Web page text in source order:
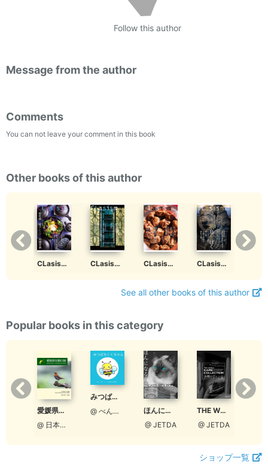
Follow this author
Message from the author
Comments
You can not leave your comment in this book
Other books of this author
CLasism 2025 夏 vol.38 CLasism 2024 秋 vol.35 CLasism 2025 春 vol.37 CLasism 2024 冬 vol.36
See all other books of this author
Popular books in this category
愛媛県鳥類目録 - Checklist of the Birds of Ehime
@ 日本野鳥の会愛媛
みつばちくくちゃん
@ べんちゃんまん
ほんになるねこ
@ JETDA
THE WORLD CARS COLLECTION 募集ガイド
@ JETDA
ショップ一覧